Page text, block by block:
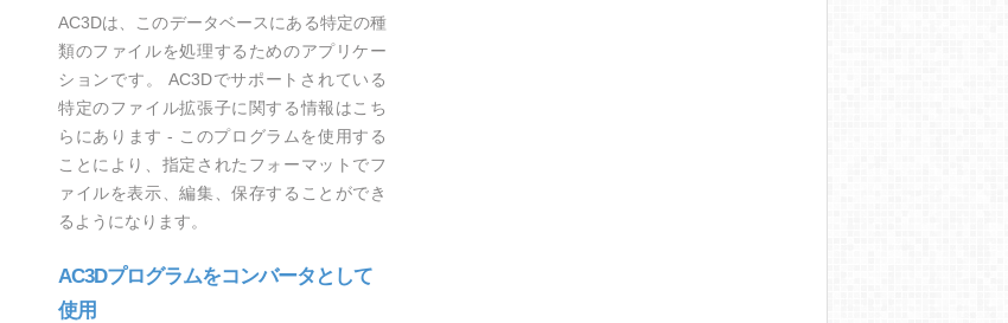
AC3Dは、このデータベースにある特定の種
類のファイルを処理するためのアプリケー
ションです。 AC3Dでサポートされている
特定のファイル拡張子に関する情報はこち
らにあります - このプログラムを使用する
ことにより、指定されたフォーマットでフ
ァイルを表示、編集、保存することができ
るようになります。
AC3Dプログラムをコンバータとして
使用